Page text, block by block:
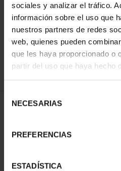
sociales y analizar el tráfico.
información sobre el uso que
nuestros partners de redes
web, quienes pueden
que les haya proporcionado o
partir del uso que haya hecho
NECESARIAS
PREFERENCIAS
ESTADÍSTICA
ORDENAR POR:
1 Productos encontrados